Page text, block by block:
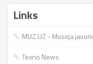
Links
MUZ.UZ - Musiqa javoni
Texno News